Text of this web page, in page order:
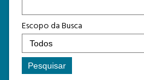
Escopo da Busca